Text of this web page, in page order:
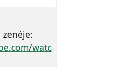
zenéje:
watc